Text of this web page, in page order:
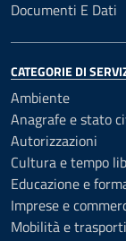
Documenti E Dati
CATEGORIE DI
Ambiente
Anagrafe e stato
Autorizzazioni
Cultura e tempo
Educazione e
Imprese e
Mobilità e trasporti